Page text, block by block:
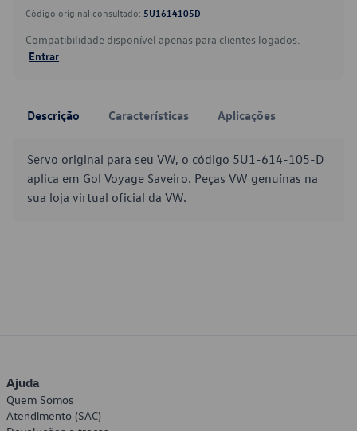
Código original consultado: 5U1614105D
Compatibilidade disponível apenas para clientes logados.
Entrar
Descrição Características Aplicações
Servo original para seu VW, o código 5U1-614-105-D
aplica em Gol Voyage Saveiro. Peças VW genuínas na
sua loja virtual oficial da VW.
Ajuda
Quem Somos
Atendimento (SAC)